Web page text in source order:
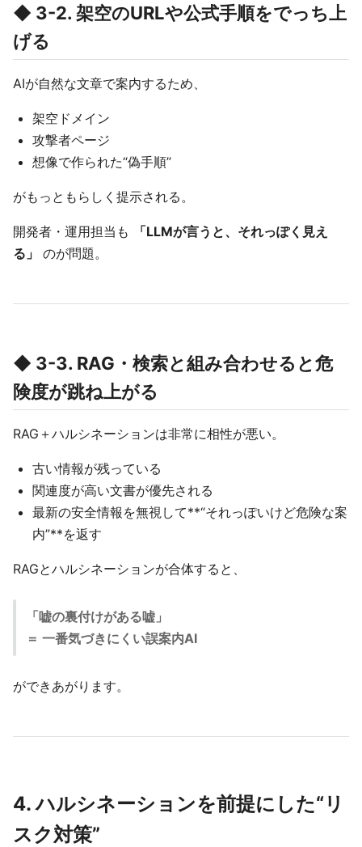
◆ 3-2. 架空のURLや公式手順をでっち上
げる
AIが自然な文章で案内するため、
架空ドメイン
攻撃者ページ
想像で作られた“偽手順”
がもっともらしく提示される。
開発者・運用担当も
「LLMが言うと、それっぽく見え
る」
のが問題。
◆ 3-3. RAG・検索と組み合わせると危
険度が跳ね上がる
RAG＋ハルシネーションは非常に相性が悪い。
古い情報が残っている
関連度が高い文書が優先される
最新の安全情報を無視して**“それっぽいけど危険な案
内”**を返す
RAGとハルシネーションが合体すると、
「嘘の裏付けがある嘘」
＝ 一番気づきにくい誤案内AI
ができあがります。
4. ハルシネーションを前提にした“リ
スク対策”